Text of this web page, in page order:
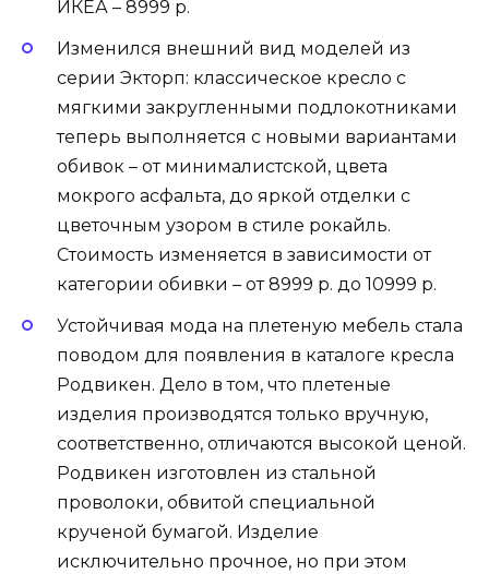
ИКЕА – 8999 р.
Изменился внешний вид моделей из
серии Экторп: классическое кресло с
мягкими закругленными подлокотниками
теперь выполняется с новыми вариантами
обивок – от минималистской, цвета
мокрого асфальта, до яркой отделки с
цветочным узором в стиле рокайль.
Стоимость изменяется в зависимости от
категории обивки – от 8999 р. до 10999 р.
Устойчивая мода на плетеную мебель стала
поводом для появления в каталоге кресла
Родвикен. Дело в том, что плетеные
изделия производятся только вручную,
соответственно, отличаются высокой ценой.
Родвикен изготовлен из стальной
проволоки, обвитой специальной
крученой бумагой. Изделие
исключительно прочное, но при этом